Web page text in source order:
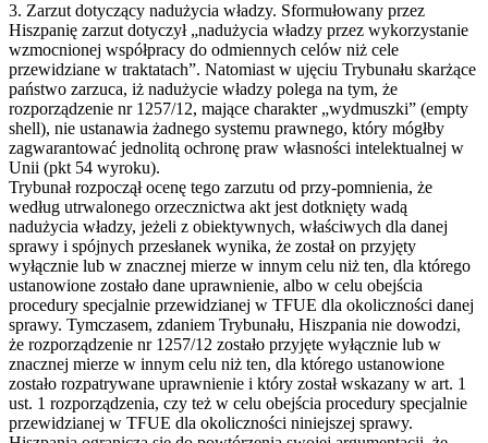
3. Zarzut dotyczący nadużycia władzy. Sformułowany przez
Hiszpanię zarzut dotyczył „nadużycia władzy przez wykorzystanie
wzmocnionej współpracy do odmiennych celów niż cele
przewidziane w traktatach”. Natomiast w ujęciu Trybunału skarżące
państwo zarzuca, iż nadużycie władzy polega na tym, że
rozporządzenie nr 1257/12, mające charakter „wydmuszki” (empty
shell), nie ustanawia żadnego systemu prawnego, który mógłby
zagwarantować jednolitą ochronę praw własności intelektualnej w
Unii (pkt 54 wyroku).
Trybunał rozpoczął ocenę tego zarzutu od przy-pomnienia, że
według utrwalonego orzecznictwa akt jest dotknięty wadą
nadużycia władzy, jeżeli z obiektywnych, właściwych dla danej
sprawy i spójnych przesłanek wynika, że został on przyjęty
wyłącznie lub w znacznej mierze w innym celu niż ten, dla którego
ustanowione zostało dane uprawnienie, albo w celu obejścia
procedury specjalnie przewidzianej w TFUE dla okoliczności danej
sprawy. Tymczasem, zdaniem Trybunału, Hiszpania nie dowodzi,
że rozporządzenie nr 1257/12 zostało przyjęte wyłącznie lub w
znacznej mierze w innym celu niż ten, dla którego ustanowione
zostało rozpatrywane uprawnienie i który został wskazany w art. 1
ust. 1 rozporządzenia, czy też w celu obejścia procedury specjalnie
przewidzianej w TFUE dla okoliczności niniejszej sprawy.